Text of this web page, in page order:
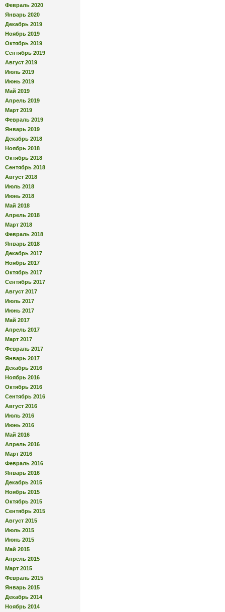
Февраль 2020
Январь 2020
Декабрь 2019
Ноябрь 2019
Октябрь 2019
Сентябрь 2019
Август 2019
Июль 2019
Июнь 2019
Май 2019
Апрель 2019
Март 2019
Февраль 2019
Январь 2019
Декабрь 2018
Ноябрь 2018
Октябрь 2018
Сентябрь 2018
Август 2018
Июль 2018
Июнь 2018
Май 2018
Апрель 2018
Март 2018
Февраль 2018
Январь 2018
Декабрь 2017
Ноябрь 2017
Октябрь 2017
Сентябрь 2017
Август 2017
Июль 2017
Июнь 2017
Май 2017
Апрель 2017
Март 2017
Февраль 2017
Январь 2017
Декабрь 2016
Ноябрь 2016
Октябрь 2016
Сентябрь 2016
Август 2016
Июль 2016
Июнь 2016
Май 2016
Апрель 2016
Март 2016
Февраль 2016
Январь 2016
Декабрь 2015
Ноябрь 2015
Октябрь 2015
Сентябрь 2015
Август 2015
Июль 2015
Июнь 2015
Май 2015
Апрель 2015
Март 2015
Февраль 2015
Январь 2015
Декабрь 2014
Ноябрь 2014